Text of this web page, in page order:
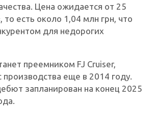
Цена ожидается от 25
то есть около 1,04 млн грн, что
для недорогих
преемником FJ Cruiser,
производства еще в 2014 году.
запланирован на конец 2025